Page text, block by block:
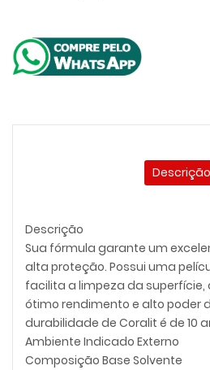
Descrição
Descrição
Sua fórmula garante um
alta proteção. Possui uma
facilita a limpeza da superfície,
ótimo rendimento e alto poder
durabilidade de Coralit é de 10
Ambiente Indicado Externo
Composição Base Solvente